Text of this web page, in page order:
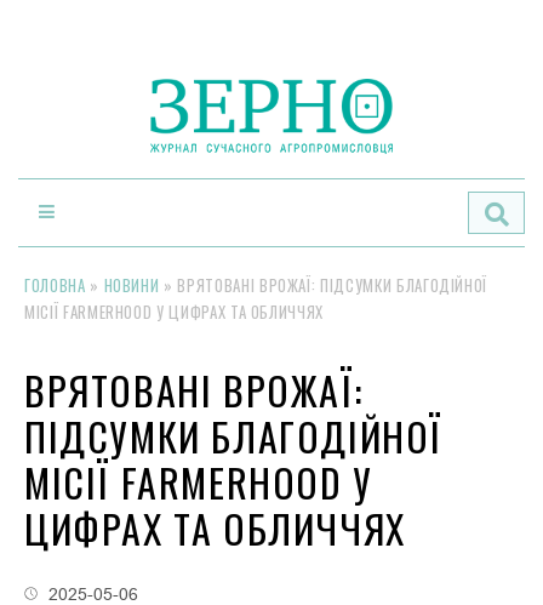
ГОЛОВНА » НОВИНИ » ВРЯТОВАНІ ВРОЖАЇ: ПІДСУМКИ БЛАГОДІЙНОЇ
МІСІЇ FARMERHOOD У ЦИФРАХ ТА ОБЛИЧЧЯХ
ВРЯТОВАНІ ВРОЖАЇ:
ПІДСУМКИ БЛАГОДІЙНОЇ
МІСІЇ FARMERHOOD У
ЦИФРАХ ТА ОБЛИЧЧЯХ
2025-05-06